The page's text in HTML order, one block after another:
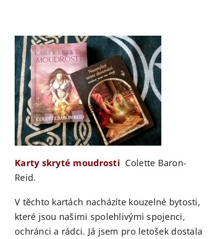
Karty skryté moudrosti Colette Baron-
Reid.
V těchto kartách nacházíte kouzelné bytosti,
které jsou našimi spolehlivými spojenci,
ochránci a rádci. Já jsem pro letošek dostala